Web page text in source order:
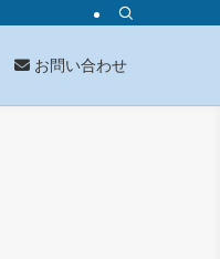
お問い合わせ